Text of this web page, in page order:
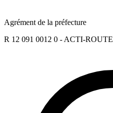
Agrément de la préfecture
R 12 091 0012 0 - ACTI-ROUTE